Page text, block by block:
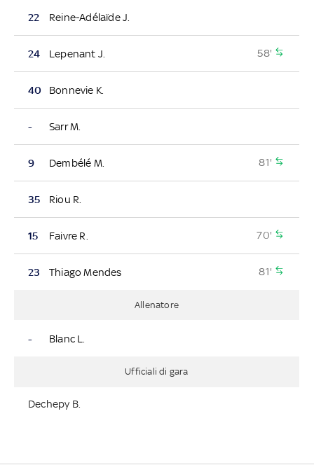
22 Reine-Adélaïde J.
24 Lepenant J. 58'
40 Bonnevie K.
- Sarr M.
9 Dembélé M. 81'
35 Riou R.
15 Faivre R. 70'
23 Thiago Mendes 81'
Allenatore
- Blanc L.
Ufficiali di gara
Dechepy B.